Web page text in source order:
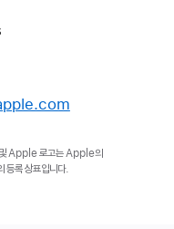
Apple 로고는 Apple의
등록 상표입니다.